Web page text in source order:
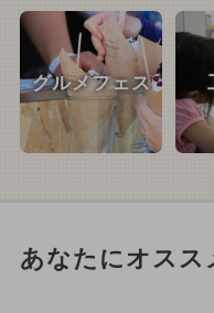
グルメフェス
あなたにオスス